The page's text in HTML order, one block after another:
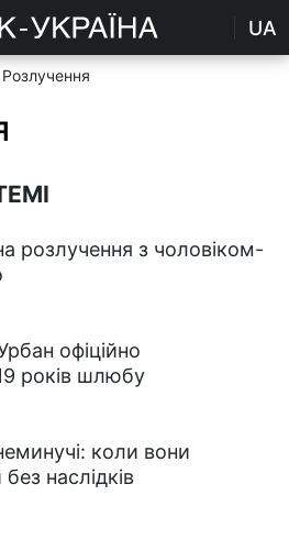
UA
Розлучення
розлучення з чоловіком-
офіційно
років шлюбу
коли вони
наслідків